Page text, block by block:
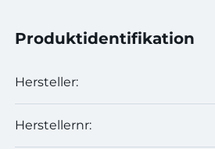
Produktidentifikation
Hersteller:
Herstellernr: